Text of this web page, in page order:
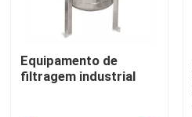
Vídeos
Sobre nós
Equipamento de
filtragem industrial